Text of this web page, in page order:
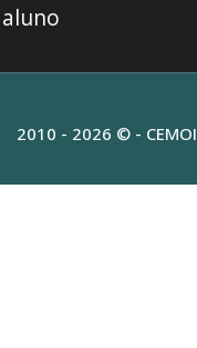
2010 - 2026 © - CEMOI